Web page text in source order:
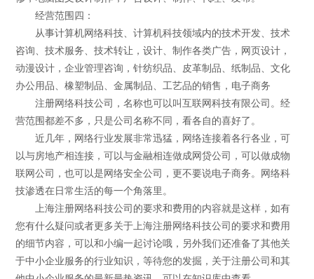
经营范围四：
从事计算机网络科技、计算机科技领域内的技术开发、技术
咨询、技术服务、技术转让，设计、制作各类广告，网页设计，
动漫设计，企业管理咨询，针纺织品、皮革制品、纸制品、文化
办公用品、橡塑制品、金属制品、工艺品的销售，电子商务
注册网络科技公司，名称也可以叫互联网科技有限公司。经
营范围都差不多，只是公司名称不同，看各自的喜好了。
近几年，网络行业发展非常迅猛，网络连接着各行各业，可
以与房地产相连接，可以与金融相连做成网贷公司，可以做成物
联网公司，也可以是网络安全公司，更不要说电子商务。网络科
技渗透在日常生活的每一个角落里。
上海注册网络科技公司的要求和费用的内容就是这样，如有
您有什么疑问或者更多关于上海注册网络科技公司的要求和费用
的细节内容，可以和小编一起讨论哦，另外我们还准备了其他关
于中小企业服务的行业知识，等待您的发掘，关于注册公司和其